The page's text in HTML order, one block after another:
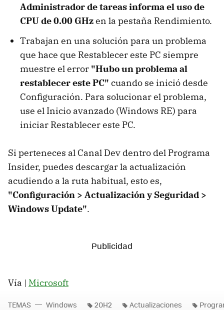
Administrador de tareas informa el uso de
CPU de 0.00 GHzen la pestaña Rendimiento.
Trabajan en una solución para un problema
que hace que Restablecer este PC siempre
muestre el error "Hubo un problema al
restablecer este PC" cuando se inició desde
Configuración. Para solucionar el problema,
use el Inicio avanzado (Windows RE) para
iniciar Restablecer este PC.
Si perteneces al Canal Dev dentro del Programa
Insider, puedes descargar la actualización
acudiendo a la ruta habitual, esto es,
"Configuración > Actualización y Seguridad >
Windows Update".
Vía | Microsoft
TEMAS Windows 20H2 Actualizaciones